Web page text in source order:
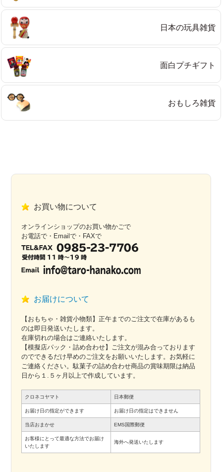
日本の玩具雑貨
面白プチギフト
おもしろ雑貨
お買い物について
オンラインショップのお買い物かごで
お電話で・Emailで・FAXで
お届けについて
【おもちゃ・雑貨小物類】正午までのご注文で在庫があるも
のは即日発送いたします。
在庫切れの場合はご連絡いたします。
【模擬店パック・詰め合わせ】ご注文が混み合っております
のでできるだけ早めのご注文をお願いいたします。お気軽に
ご連絡ください。駄菓子の詰め合わせ商品の賞味期限は納品
日から１.５ヶ月以上で作成しています。
クロネコヤマト 日本郵便
お届け日の指定ができます お届け日の指定はできません
当店おまかせ EMS国際郵便
お客様にとって最適な方法でお届け
いたします
海外へ発送いたします